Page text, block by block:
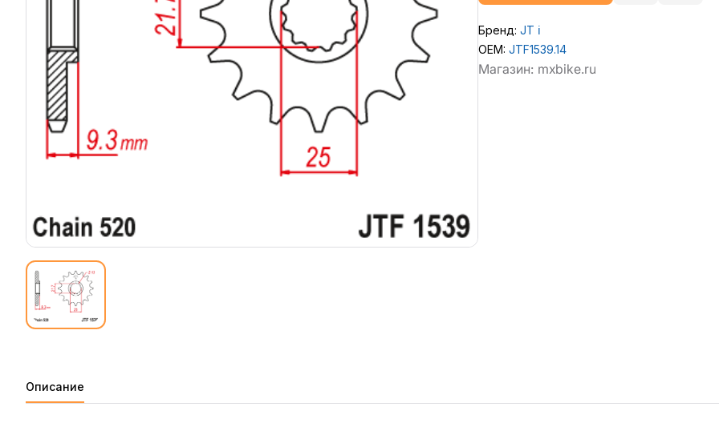
Бренд: JT ℹ️
OEM: JTF1539.14
Описание